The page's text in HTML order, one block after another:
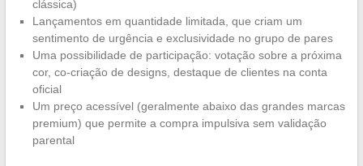
clássica)
Lançamentos em quantidade limitada, que criam um
sentimento de urgência e exclusividade no grupo de pares
Uma possibilidade de participação: votação sobre a próxima
cor, co-criação de designs, destaque de clientes na conta
oficial
Um preço acessível (geralmente abaixo das grandes marcas
premium) que permite a compra impulsiva sem validação
parental